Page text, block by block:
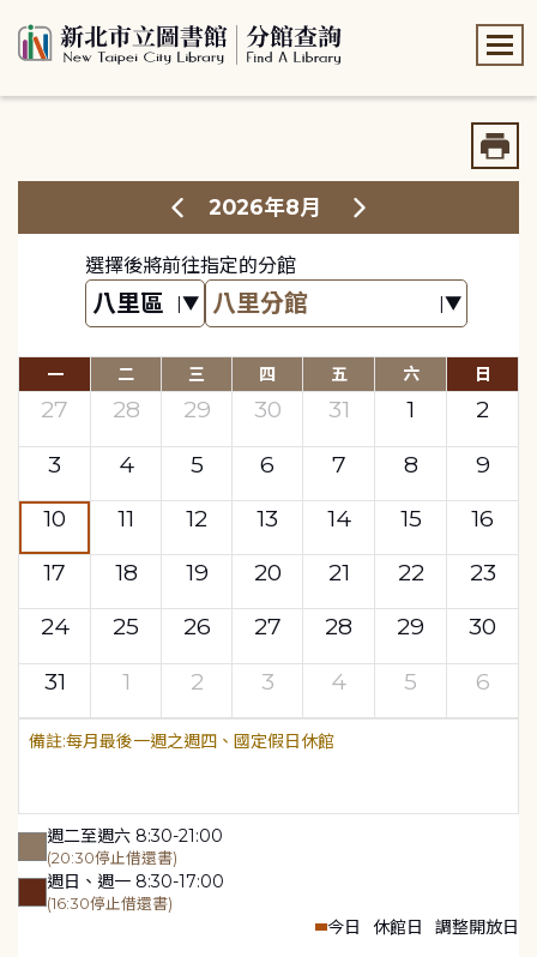
2026年8月
選擇後將前往指定的分館
一 二 三 四 五 六 日
27 28 29 30 31 1
2
3
4 5 6 7 8
9
10
11 12 13 14 15
16
17
18 19 20 21 22
23
24
25 26 27 28 29
30
31
1 2 3 4 5 6
每月最後一週之週四、國定假日休館
週二至週六 8:30-21:00
(20:30停止借還書)
週日、週一 8:30-17:00
(16:30停止借還書)
今日 休館日 調整開放日